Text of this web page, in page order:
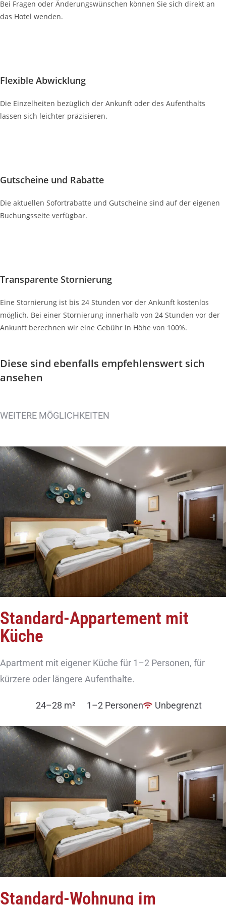
Bei Fragen oder Änderungswünschen können Sie sich direkt an
das Hotel wenden.
Flexible Abwicklung
Die Einzelheiten bezüglich der Ankunft oder des Aufenthalts
lassen sich leichter präzisieren.
Gutscheine und Rabatte
Die aktuellen Sofortrabatte und Gutscheine sind auf der eigenen
Buchungsseite verfügbar.
Transparente Stornierung
Eine Stornierung ist bis 24 Stunden vor der Ankunft kostenlos
möglich. Bei einer Stornierung innerhalb von 24 Stunden vor der
Ankunft berechnen wir eine Gebühr in Höhe von 100%.
Diese sind ebenfalls empfehlenswert sich
ansehen
WEITERE MÖGLICHKEITEN
Standard-Appartement mit
Küche
Apartment mit eigener Küche für 1–2 Personen, für
kürzere oder längere Aufenthalte.
24–28 m² 1–2 Personen Unbegrenzt
Standard-Wohnung im